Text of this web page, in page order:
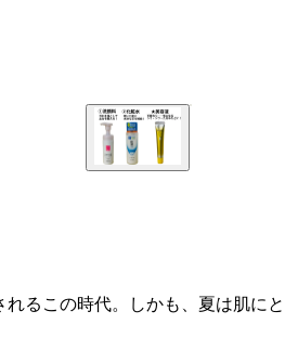
るこの時代。しかも、夏は肌に